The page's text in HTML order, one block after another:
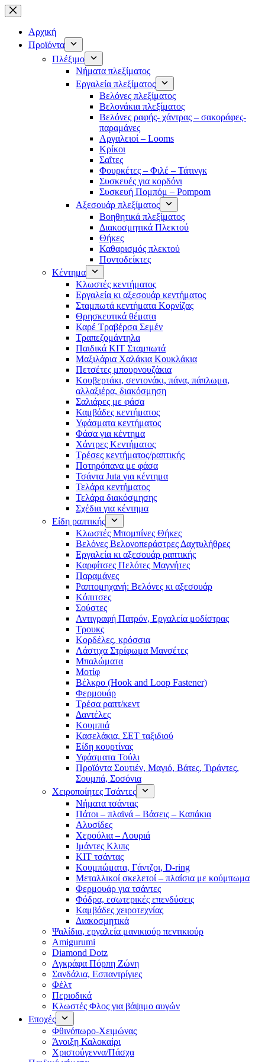
Μετάβαση
στο
περιεχόμενο
Αρχική
Προϊόντα
Πλέξιμο
Νήματα πλεξίματος
Εργαλεία πλεξίματος
Βελόνες πλεξίματος
Βελονάκια πλεξίματος
Βελόνες ραφής- χάντρας – σακοράφες-
παραμάνες
Αργαλειοί – Looms
Κρίκοι
Σαΐτες
Φουρκέτες – Φιλέ – Τάτινγκ
Συσκευές για κορδόνι
Συσκευή Πομπόμ – Pompom
Αξεσουάρ πλεξίματος
Βοηθητικά πλεξίματος
Διακοσμητικά Πλεκτού
Θήκες
Καθαρισμός πλεκτού
Ποντοδείκτες
Κέντημα
Κλωστές κεντήματος
Eργαλεία κι αξεσουάρ κεντήματος
Σταμπωτά κεντήματα Κορνίζας
Θρησκευτικά θέματα
Καρέ Τραβέρσα Σεμέν
Τραπεζομάντηλα
Παιδικά KIT Σταμπωτά
Μαξιλάρια Χαλάκια Κουκλάκια
Πετσέτες μπουρνουζάκια
Κουβερτάκι, σεντονάκι, πάνα, πάπλωμα,
αλλαξιέρα, διακόσμηση
Σαλιάρες με φάσα
Καμβάδες κεντήματος
Υφάσματα κεντήματος
Φάσα για κέντημα
Χάντρες Κεντήματος
Τρέσες κεντήματος/ραπτικής
Ποτηρόπανα με φάσα
Τσάντα Juta για κέντημα
Τελάρα κεντήματος
Τελάρα διακόσμησης
Σχέδια για κέντημα
Είδη ραπτικής
Κλωστές Μπομπίνες Θήκες
Βελόνες Βελονοπεράστρες Δαχτυλήθρες
Εργαλεία κι αξεσουάρ ραπτικής
Καρφίτσες Πελότες Μαγνήτες
Παραμάνες
Ραπτομηχανή: Βελόνες κι αξεσουάρ
Κόπιτσες
Σούστες
Αντιγραφή Πατρόν, Εργαλεία μοδίστρας
Τρουκς
Κορδέλες, κρόσσια
Λάστιχα Στρίφωμα Μανσέτες
Μπαλώματα
Mοτίφ
Βέλκρο (Hook and Loop Fastener)
Φερμουάρ
Τρέσα ραπτ/κεντ
Δαντέλες
Κουμπιά
Κασελάκια, ΣΕΤ ταξιδιού
Είδη κουρτίνας
Υφάσματα Τούλι
Προϊόντα Σουτιέν, Μαγιό, Βάτες, Τιράντες,
Σουμπά, Σοσόνια
Χειροποίητες Τσάντες
Νήματα τσάντας
Πάτοι – πλαϊνά – Βάσεις – Καπάκια
Αλυσίδες
Χερούλια – Λουριά
Ιμάντες Κλιπς
ΚΙΤ τσάντας
Κουμπώματα, Γάντζοι, D-ring
Μεταλλικοί σκελετοί – πλαίσια με κούμπωμα
Φερμουάρ για τσάντες
Φόδρα, εσωτερικές επενδύσεις
Καμβάδες χειροτεχνίας
Διακοσμητικά
Ψαλίδια, εργαλεία μανικιούρ πεντικιούρ
Amigurumi
Diamond Dotz
Αγκράφα Πόρπη Ζώνη
Σανδάλια, Εσπαντρίγιες
Φέλτ
Περιοδικά
Κλωστές Φλος για βάψιμο αυγών
Εποχές
Φθινόπωρο-Χειμώνας
Άνοιξη Καλοκαίρι
Χριστούγεννα/Πάσχα